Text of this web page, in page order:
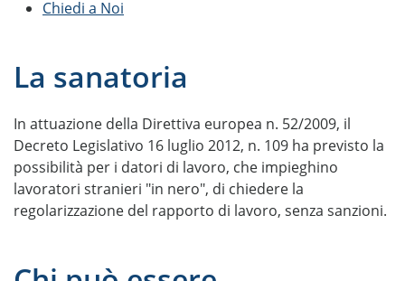
Chiedi a Noi
La sanatoria
In attuazione della Direttiva europea n. 52/2009, il
Decreto Legislativo 16 luglio 2012, n. 109 ha previsto la
possibilità per i datori di lavoro, che impieghino
lavoratori stranieri "in nero", di chiedere la
regolarizzazione del rapporto di lavoro, senza sanzioni.